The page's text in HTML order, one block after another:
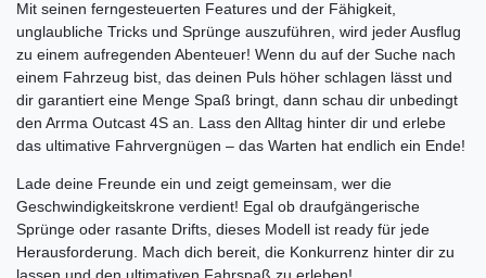
Mit seinen ferngesteuerten Features und der Fähigkeit,
unglaubliche Tricks und Sprünge auszuführen, wird jeder Ausflug
zu einem aufregenden Abenteuer! Wenn du auf der Suche nach
einem Fahrzeug bist, das deinen Puls höher schlagen lässt und
dir garantiert eine Menge Spaß bringt, dann schau dir unbedingt
den Arrma Outcast 4S an. Lass den Alltag hinter dir und erlebe
das ultimative Fahrvergnügen – das Warten hat endlich ein Ende!
Lade deine Freunde ein und zeigt gemeinsam, wer die
Geschwindigkeitskrone verdient! Egal ob draufgängerische
Sprünge oder rasante Drifts, dieses Modell ist ready für jede
Herausforderung. Mach dich bereit, die Konkurrenz hinter dir zu